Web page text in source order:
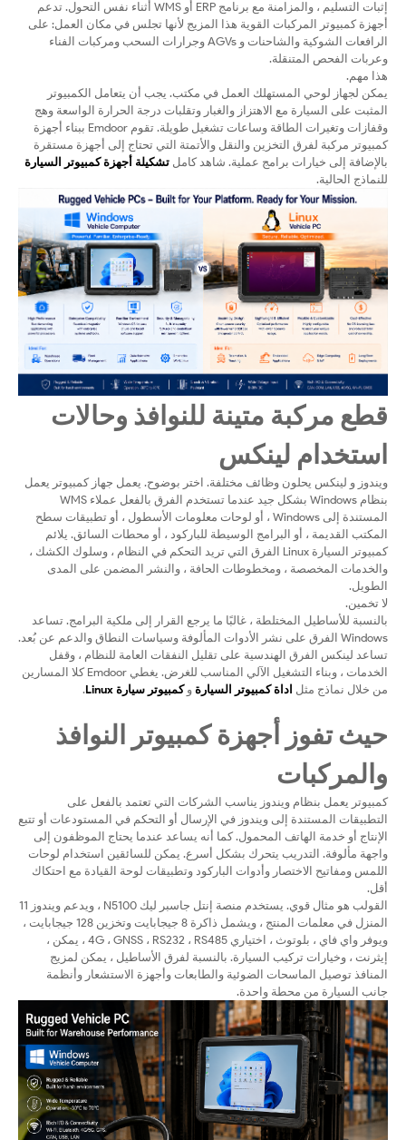
إثبات التسليم ، والمزامنة مع برنامج ERP أو WMS أثناء نفس التحول. تدعم
أجهزة كمبيوتر المركبات القوية هذا المزيج لأنها تجلس في مكان العمل: على
الرافعات الشوكية والشاحنات و AGVs وجرارات السحب ومركبات الفناء
وعربات الفحص المتنقلة.
هذا مهم.
يمكن لجهاز لوحي المستهلك العمل في مكتب. يجب أن يتعامل الكمبيوتر
المثبت على السيارة مع الاهتزاز والغبار وتقلبات درجة الحرارة الواسعة وهج
وقفازات وتغيرات الطاقة وساعات تشغيل طويلة. تقوم Emdoor ببناء أجهزة
كمبيوتر مركبة لفرق التخزين والنقل والأتمتة التي تحتاج إلى أجهزة مستقرة
بالإضافة إلى خيارات برامج عملية. شاهد كامل تشكيلة أجهزة كمبيوتر السيارة
للنماذج الحالية.
قطع مركبة متينة للنوافذ وحالات
استخدام لينكس
ويندوز و لينكس يحلون وظائف مختلفة. اختر بوضوح. يعمل جهاز كمبيوتر يعمل
بنظام Windows بشكل جيد عندما تستخدم الفرق بالفعل عملاء WMS
المستندة إلى Windows ، أو لوحات معلومات الأسطول ، أو تطبيقات سطح
المكتب القديمة ، أو البرامج الوسيطة للباركود ، أو محطات السائق. يلائم
كمبيوتر السيارة Linux الفرق التي تريد التحكم في النظام ، وسلوك الكشك ،
والخدمات المخصصة ، ومخطوطات الحافة ، والنشر المضمن على المدى
الطويل.
لا تخمين.
بالنسبة للأساطيل المختلطة ، غالبًا ما يرجع القرار إلى ملكية البرامج. تساعد
Windows الفرق على نشر الأدوات المألوفة وسياسات النطاق والدعم عن بُعد.
تساعد لينكس الفرق الهندسية على تقليل النفقات العامة للنظام ، وقفل
الخدمات ، وبناء التشغيل الآلي المناسب للغرض. يغطي Emdoor كلا المسارين
من خلال نماذج مثل اداة كمبيوتر السيارة وكمبيوتر سيارة Linux .
حيث تفوز أجهزة كمبيوتر النوافذ
والمركبات
كمبيوتر يعمل بنظام ويندوز يناسب الشركات التي تعتمد بالفعل على
التطبيقات المستندة إلى ويندوز في الإرسال أو التحكم في المستودعات أو تتبع
الإنتاج أو خدمة الهاتف المحمول. كما أنه يساعد عندما يحتاج الموظفون إلى
واجهة مألوفة. التدريب يتحرك بشكل أسرع. يمكن للسائقين استخدام لوحات
اللمس ومفاتيح الاختصار وأدوات الباركود وتطبيقات لوحة القيادة مع احتكاك
أقل.
القولب هو مثال قوي. يستخدم منصة إنتل جاسبر ليك N5100 ، ويدعم ويندوز 11
المنزل في معلمات المنتج ، ويشمل ذاكرة 8 جيجابايت وتخزين 128 جيجابايت ،
ويوفر واي فاي ، بلوتوث ، اختياري 4G ، GNSS ، RS232 ، RS485 ، يمكن ،
إيثرنت ، وخيارات تركيب السيارة. بالنسبة لفرق الأساطيل ، يمكن لمزيج
المنافذ توصيل الماسحات الضوئية والطابعات وأجهزة الاستشعار وأنظمة
جانب السيارة من محطة واحدة.